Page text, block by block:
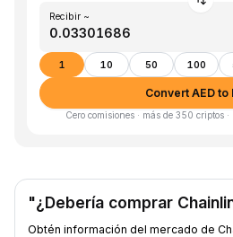
Recibir ~
1 10 50 100
Convert AED to
Cero comisiones · más de 350 criptos
"¿Debería comprar
Obtén información del mercado de